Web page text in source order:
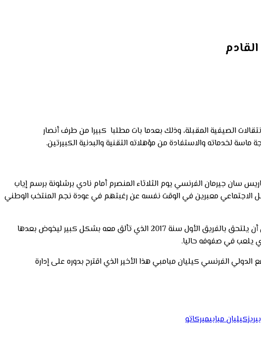
الصيفية المقبلة، وذلك بعدما بات مطلبا كبيرا من طرف أنصار
ماسة لخدماته والاستفادة من مؤهلاته التقنية والبدنية الكبيرتين.
سان جيرمان الفرنسي يوم الثلاثاء المنصرم أمام نادي برشلونة برسم إياب
الاجتماعي معبرين في الوقت نفسه عن رغبتهم في عودة نجم المنتخب الوطني
وفي المقابل، يعد اللاعب المغربي أشرف حكيمي منتوجا خالصا لنادي ريال مدريد الإسباني حيث لعب في جميع فئاته العمرية قبل أن يلتحق بالفريق الأول سنة 2017 الذي تألق معه بشكل كبير ليخوض بعدها
يلعب في صفوفه حاليا.
الفرنسي كيليان مبامبي هذا الأخير الذي اقترح بدوره على إدارة
كيليان مبابيميركاتو